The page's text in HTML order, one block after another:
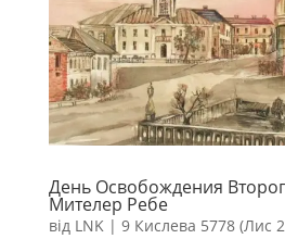
День Освобождения
Мителер Ребе
від LNK| 9 Кислева 5778 (Лис